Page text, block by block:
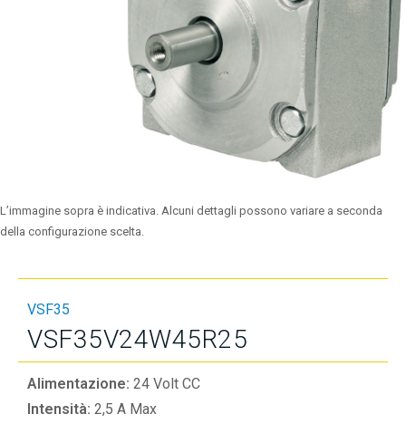
L’immagine sopra è indicativa. Alcuni dettagli possono variare a seconda
della configurazione scelta.
VSF35
VSF35V24W45R25
Alimentazione: 24 Volt CC
Intensità: 2,5 A Max